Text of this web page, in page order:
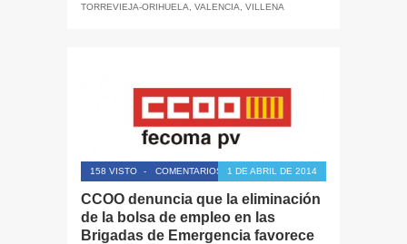
TORREVIEJA-ORIHUELA
VALENCIA VILLENA
158 VISTO - COMENTARIOS CERRADOS1 DE ABRIL DE 2014
CCOO denuncia que la eliminación
de la bolsa de empleo en las
Brigadas de Emergencia favorece